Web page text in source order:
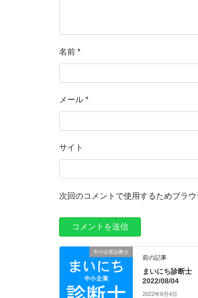
名前 *
メール *
サイト
次回のコメントで使用するためブラ
中小企業診断士
前の記事
まいにち診断士
2022/08/04
2022年8月4日